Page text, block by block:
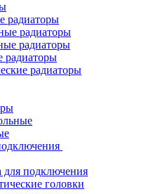
радиаторы
радиаторы
радиаторы
радиаторы
радиаторы
для подключения
головки